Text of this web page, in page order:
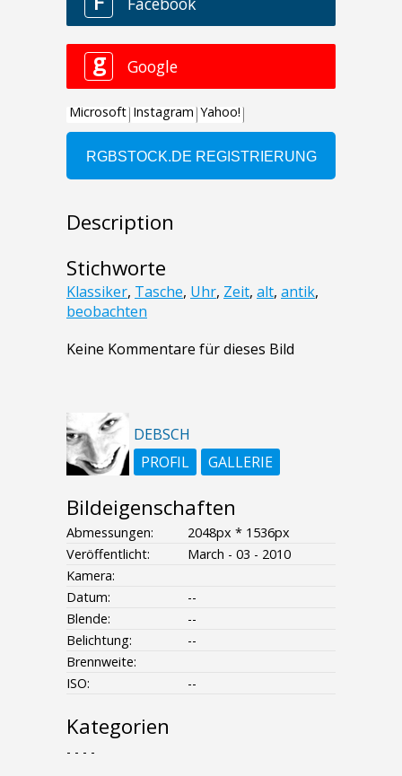
Description
Stichworte
Klassiker, Tasche, Uhr, Zeit, alt, antik,
beobachten
Keine Kommentare für dieses Bild
DEBSCH
PROFIL
GALLERIE
Bildeigenschaften
Abmessungen:
2048px * 1536px
Veröffentlicht:
March - 03 - 2010
Kamera:
Datum:
--
Blende:
--
Belichtung:
--
Brennweite:
ISO:
--
Kategorien
- - - -